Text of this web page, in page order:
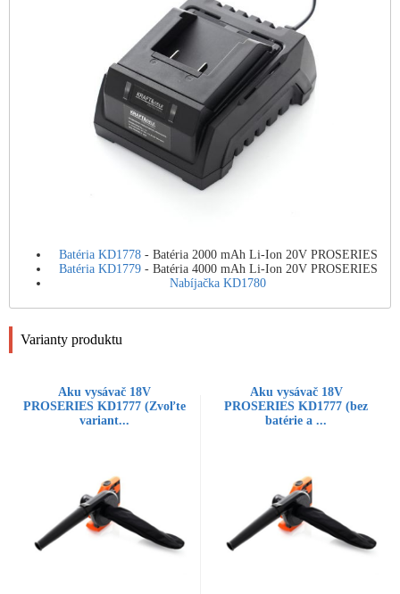
Batéria KD1778- Batéria 2000 mAh Li-Ion 20V PROSERIES
Batéria KD1779- Batéria 4000 mAh Li-Ion 20V PROSERIES
Nabíjačka KD1780
Varianty produktu
Aku vysávač 18V
PROSERIES KD1777 (Zvoľte
variant...
Aku vysávač 18V
PROSERIES KD1777 (bez
batérie a ...